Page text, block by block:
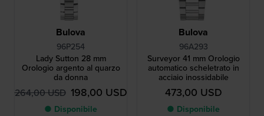
Bulova
96P254
Lady Sutton 28 mm
Orologio argento al quarzo
da donna
264,00 USD 198,00 USD
● Disponibile
Bulova
96A293
Surveyor 41 mm Orologio
automatico scheletrato in
acciaio inossidabile
473,00 USD
● Disponibile